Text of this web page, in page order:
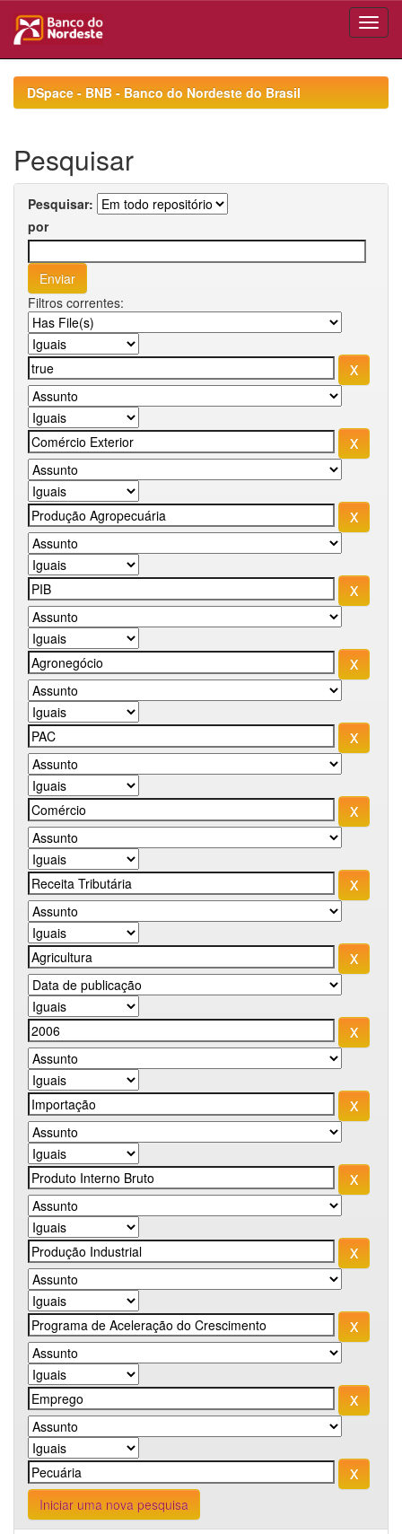
navigationDSpace - BNB - Banco do Nordeste do Brasil
Pesquisar
Pesquisar:
por
Filtros correntes:
Iniciar uma nova pesquisa